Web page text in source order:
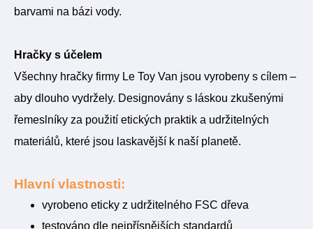
barvami na bázi vody.
Hračky s účelem
Všechny hračky firmy Le Toy Van jsou vyrobeny s cílem –
aby dlouho vydržely. Designovány s láskou zkušenými
řemeslníky za použití etických praktik a udržitelných
materiálů, které jsou laskavější k naší planetě.
Hlavní vlastnosti:
vyrobeno eticky z udržitelného FSC dřeva
testováno dle nejpřísnějších standardů